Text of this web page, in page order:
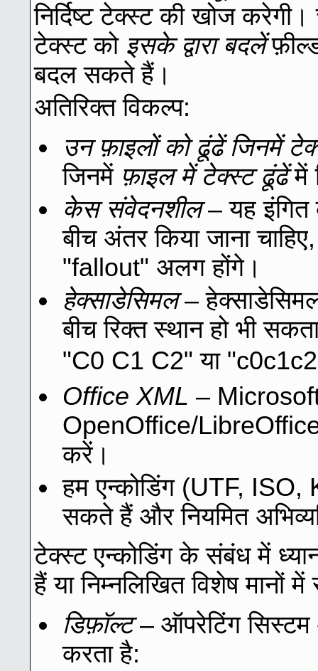
निर्दिष्ट टेक्स्ट की खोज
टेक्स्ट को इसके द्वारा बदलें
बदल सकते हैं।
अतिरिक्त विकल्प:
उन फ़ाइलों को ढूंढें जिनमें
जिनमें फ़ाइल में टेक्स्ट ढूंढेंमें
केस संवेदनशील– यह इंगित
बीच अंतर किया जाना
"fallout" अलग होंगे।
हेक्साडेसिमल–
बीच रिक्त स्थान हो भी
"C0 C1 C2" या
Office XML –
OpenOffice/
करें।
हम एन्कोडिंग (UTF,
सकते हैं और नियमित
टेक्स्ट एन्कोडिंग के संबंध में
हैं या निम्नलिखित विशेष
डिफ़ॉल्ट– ऑपरेटिंग सिस्टम
करता है: